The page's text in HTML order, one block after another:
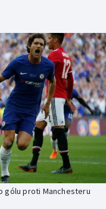
gólu proti Manchesteru